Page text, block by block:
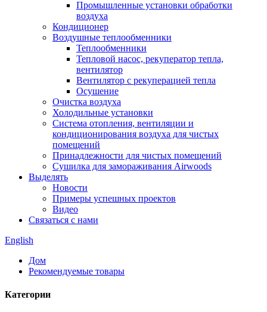
Промышленные установки обработки
воздуха
Кондиционер
Воздушные теплообменники
Теплообменники
Тепловой насос, рекуператор тепла,
вентилятор
Вентилятор с рекуперацией тепла
Осушение
Очистка воздуха
Холодильные установки
Система отопления, вентиляции и
кондиционирования воздуха для чистых
помещений
Принадлежности для чистых помещений
Сушилка для замораживания Airwoods
Выделять
Новости
Примеры успешных проектов
Видео
Связаться с нами
English
Дом
Рекомендуемые товары
Категории